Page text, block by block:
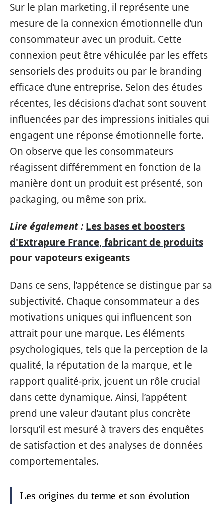
Sur le plan marketing, il représente une
mesure de la connexion émotionnelle d’un
consommateur avec un produit. Cette
connexion peut être véhiculée par les effets
sensoriels des produits ou par le branding
efficace d’une entreprise. Selon des études
récentes, les décisions d’achat sont souvent
influencées par des impressions initiales qui
engagent une réponse émotionnelle forte.
On observe que les consommateurs
réagissent différemment en fonction de la
manière dont un produit est présenté, son
packaging, ou même son prix.
Lire également : Les bases et boosters
d'Extrapure France, fabricant de produits
pour vapoteurs exigeants
Dans ce sens, l’appétence se distingue par sa
subjectivité. Chaque consommateur a des
motivations uniques qui influencent son
attrait pour une marque. Les éléments
psychologiques, tels que la perception de la
qualité, la réputation de la marque, et le
rapport qualité-prix, jouent un rôle crucial
dans cette dynamique. Ainsi, l’appétent
prend une valeur d’autant plus concrète
lorsqu’il est mesuré à travers des enquêtes
de satisfaction et des analyses de données
comportementales.
Les origines du terme et son évolution